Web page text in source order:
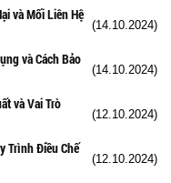
và Mối Liên Hệ
(14.10.2024)
và Cách Bảo
(14.10.2024)
và Vai Trò
(12.10.2024)
Trình Điều Chế
(12.10.2024)